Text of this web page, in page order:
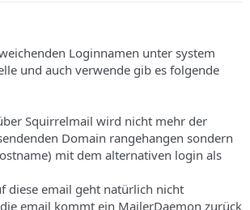
Loginnamen unter system
und auch verwende gib es folgende
Squirrelmail wird nicht mehr der
Domain rangehangen sondern
mit dem alternativen login als
diese email geht natürlich nicht
email kommt ein MailerDaemon zurück